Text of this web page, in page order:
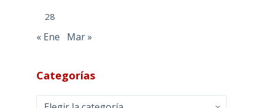
28
« Ene Mar »
Categorías
Categorías